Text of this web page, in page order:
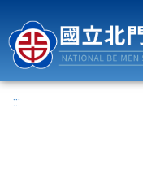
:::